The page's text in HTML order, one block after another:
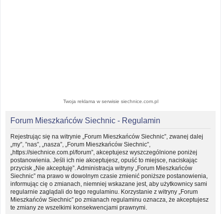
Twoja reklama w serwisie siechnice.com.pl
Forum Mieszkańców Siechnic - Regulamin
Rejestrując się na witrynie „Forum Mieszkańców Siechnic”, zwanej dalej
„my”, ”nas”, „nasza”, „Forum Mieszkańców Siechnic”,
„https://siechnice.com.pl/forum”, akceptujesz wyszczególnione poniżej
postanowienia. Jeśli ich nie akceptujesz, opuść to miejsce, naciskając
przycisk „Nie akceptuję”. Administracja witryny „Forum Mieszkańców
Siechnic” ma prawo w dowolnym czasie zmienić poniższe postanowienia,
informując cię o zmianach, niemniej wskazane jest, aby użytkownicy sami
regularnie zaglądali do tego regulaminu. Korzystanie z witryny „Forum
Mieszkańców Siechnic” po zmianach regulaminu oznacza, że akceptujesz
te zmiany ze wszelkimi konsekwencjami prawnymi.